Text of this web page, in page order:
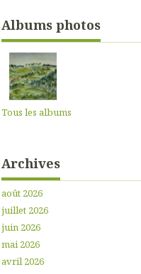
Albums photos
Tous les albums
Archives
août 2026
juillet 2026
juin 2026
mai 2026
avril 2026